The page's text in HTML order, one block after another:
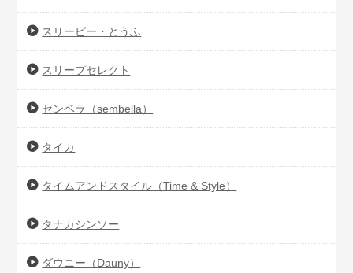
スリーピー・とうふ
スリープセレクト
センベラ（sembella）
タイカ
タイムアンドスタイル（Time & Style）
タナカシンソー
ダウニー（Dauny）